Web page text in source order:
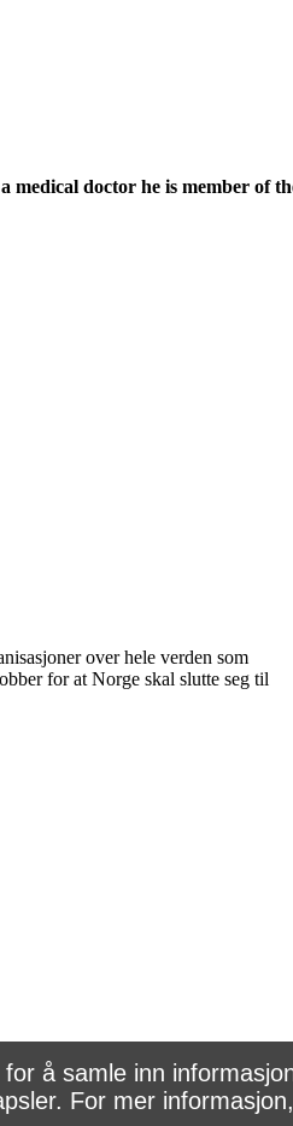
medical doctor he is member of
over hele verden som
for at Norge skal slutte seg til
å samle inn
For mer